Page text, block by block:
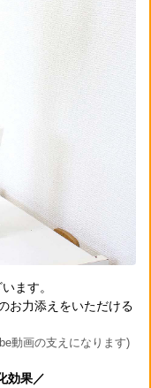
ます。
お力添えをいただける
動画の支えになります)
効果／